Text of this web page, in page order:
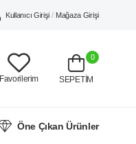
Kullanıcı Girişi / Mağaza Girişi
Favorilerim
0
SEPETİM
Öne Çıkan Ürünler